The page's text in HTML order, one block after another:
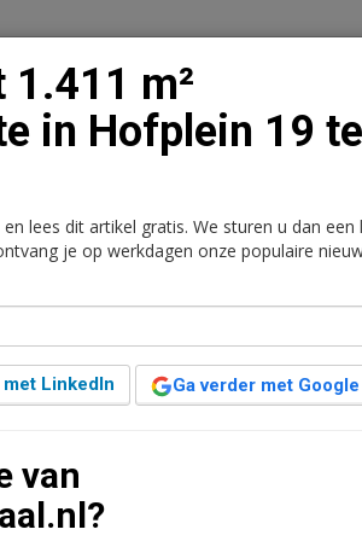
Retail Logistiek Juridisch | Fiscaal
in
nieuwe langjarige
op de 3e verdieping
1.411 m²
in Hofplein 19 te
lees dit artikel gratis. We sturen u dan een
je op werkdagen onze populaire
met LinkedIn Ga verder met Google
van